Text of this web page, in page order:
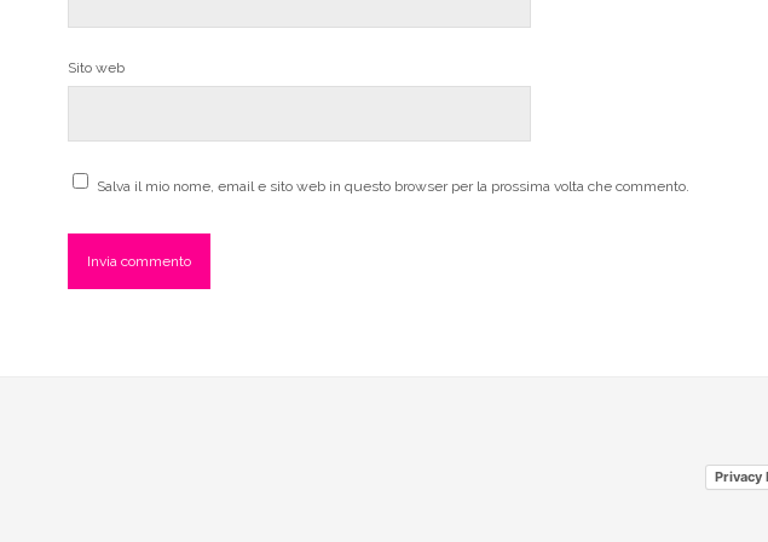
Sito web
Salva il mio nome, email e sito web in questo browser per la prossima volta che commento.
Privacy